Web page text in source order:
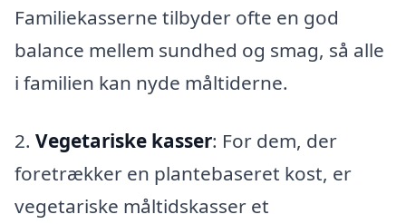
Familiekasserne tilbyder ofte en god
balance mellem sundhed og smag, så alle
i familien kan nyde måltiderne.
2. Vegetariske kasser: For dem, der
foretrækker en plantebaseret kost, er
vegetariske måltidskasser et